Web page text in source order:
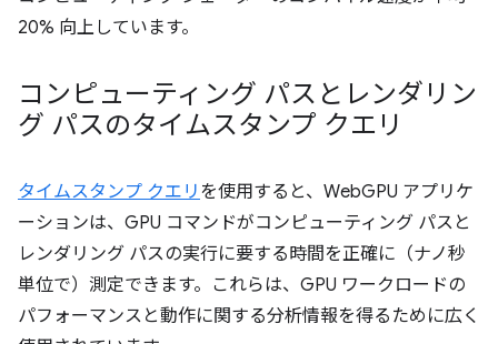
20% 向上しています。
コンピューティング パスとレンダリン
グ パスのタイムスタンプ クエリ
タイムスタンプ クエリ を使用すると、WebGPU アプリケ
ーションは、GPU コマンドがコンピューティング パスと
レンダリング パスの実行に要する時間を正確に（ナノ秒
単位で）測定できます。これらは、GPU ワークロードの
パフォーマンスと動作に関する分析情報を得るために広く